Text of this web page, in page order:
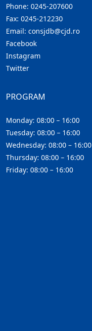
Phone: 0245-207600
Fax: 0245-212230
Email: consjdb@cjd.ro
Facebook
Instagram
Twitter
PROGRAM
Monday: 08:00 – 16:00
Tuesday: 08:00 – 16:00
Wednesday: 08:00 – 16:00
Thursday: 08:00 – 16:00
Friday: 08:00 – 16:00